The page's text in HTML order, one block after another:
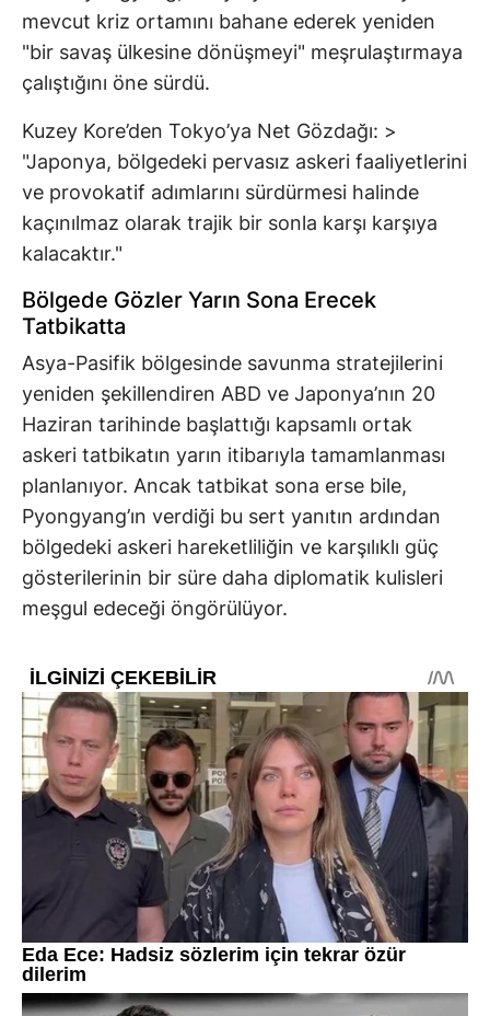
mevcut kriz ortamını bahane ederek yeniden
"bir savaş ülkesine dönüşmeyi" meşrulaştırmaya
çalıştığını öne sürdü.
Kuzey Kore’den Tokyo’ya Net Gözdağı: >
"Japonya, bölgedeki pervasız askeri faaliyetlerini
ve provokatif adımlarını sürdürmesi halinde
kaçınılmaz olarak trajik bir sonla karşı karşıya
kalacaktır."
Bölgede Gözler Yarın Sona Erecek
Tatbikatta
Asya-Pasifik bölgesinde savunma stratejilerini
yeniden şekillendiren ABD ve Japonya’nın 20
Haziran tarihinde başlattığı kapsamlı ortak
askeri tatbikatın yarın itibarıyla tamamlanması
planlanıyor. Ancak tatbikat sona erse bile,
Pyongyang’ın verdiği bu sert yanıtın ardından
bölgedeki askeri hareketliliğin ve karşılıklı güç
gösterilerinin bir süre daha diplomatik kulisleri
meşgul edeceği öngörülüyor.